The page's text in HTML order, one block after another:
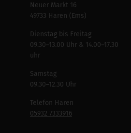
Neuer Markt 16
49733 Haren (Ems)
Dienstag bis Freitag
09.30–13.00 Uhr & 14.00–17.30
uhr
Samstag
09.30–12.30 Uhr
Telefon Haren
05932 7333916